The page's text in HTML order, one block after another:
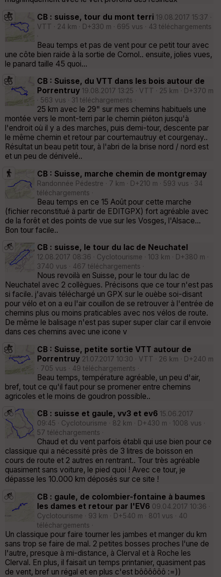
CB : suisse, tour du mont terri 19.08.2017 15:37 ·
VTT · 24 km · D+330 m · 695 vus · 43 téléchargements
·
Beau temps et pas de vent pour ce petit tour avec
une côte bien raide à la sortie de Cornol.. ensuite, jolies vues,
le panard taille 45 quoi...
CB : Suisse, du VTT dans les bois autour de
Porrentruy 19.08.2017 13:25 · VTT · 25 km · D+370 m
· 563 vus · 31 téléchargements ·
25 km avec le 29" sur mes chemins habituels une
montée vers le mont-terri par le chemin piéton jusqu'à
l'endroit où il y a des marches, puis demi-tour, descente par
le même chemin et retour par courtemautruy et courgenay..
Résultat un beau petit tour, à l'abri de la brise nord / nord est
et un peu de dénivelé..
CB : Suisse, marche chemin de montgremay
Randonnée Pédestre · 7 km · D+210 m · 593 vus · 34
téléchargements ·
Beau temps en ce 15 Août pour cette marche
(fichier reconstitué à partir de EDITGPX) fort agréable avec
de la forêt et des points de vue sur les Vosges, l'Alsace...
Bon tour facile..
CB : suisse, le tour du lac de Neuchatel
12.08.2017 08:36 · Cyclotourisme · 103 km · D+380 m ·
3740 vus · 467 téléchargements ·
Nous revoilà en Suisse, pour le tour du lac de
Neuchatel avec 2 collègues. Précisons que ce tour n'est pas
si facile. j'avais téléchargé un GPX sur le ouèbe soi-disant
pour vélo et on a eu l'air couillon de se retrouver à l'entrée de
chemins plus ou moins praticables avec nos vélos de route.
De même le balisage n'est pas super super clair car il envoie
dans ces chemins avec une icone v
CB : Suisse, petite sortie VTT autour de
Porrentruy 21.07.2017 10:30 · VTT · 26 km · D+240 m
· 705 vus · 49 téléchargements ·
Beau temps, température agréable, un peu d'air,
bref, tout ce qu'il faut pour se promener entre chemins
agricoles et le moins de goudron possible..
CB : suisse et gaule, vv3 et ev6 15.06.2017
09:45 · Cyclotourisme · 82 km · D+430 m · 1008 vus ·
57 téléchargements ·
Chaud et du vent parfois établi qui use bien pour ce
classique qui a nécessité près de 3 litres de boisson en
cours de route et 2 autres en rentrant.. Tour très agréable
quasiment sans voiture, le pied quoi ! Avec ce tour, je
dépasse les 10.000 km déposés sur ce site !
CB : gaule, de colombier-fontaine à baumes
les dames et retour par l'EV6 09.04.2017 10:36 ·
Cyclotourisme · 93 km · D+540 m · 801 vus · 40
téléchargements ·
Un classique pour faire tourner les jambes et manger du km
sans trop se faire de mal. 2 petites bosses proches l'une de
l'autre, presque à mi-distance, à Clerval et à Roche les
Clerval. En plus, il faisait un temps printanier, quasiment pas
de vent, bref un régal et en plus c'est bôôôôôô :=))